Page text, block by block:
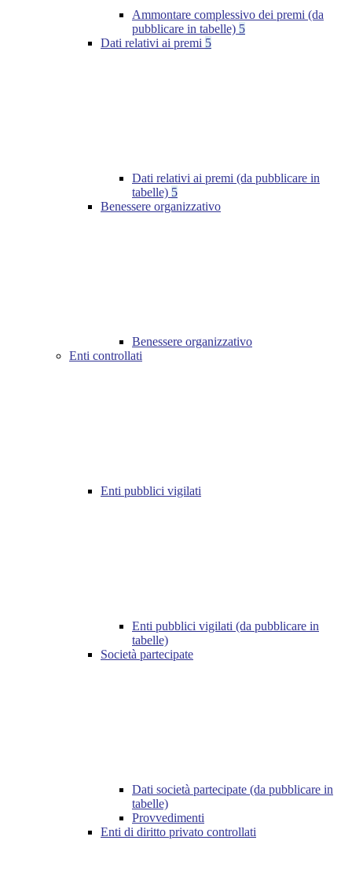
Ammontare complessivo dei premi (da
pubblicare in tabelle) 5
Dati relativi ai premi 5
Dati relativi ai premi (da pubblicare in
tabelle) 5
Benessere organizzativo
Benessere organizzativo
Enti controllati
Enti pubblici vigilati
Enti pubblici vigilati (da pubblicare in
tabelle)
Società partecipate
Dati società partecipate (da pubblicare in
tabelle)
Provvedimenti
Enti di diritto privato controllati